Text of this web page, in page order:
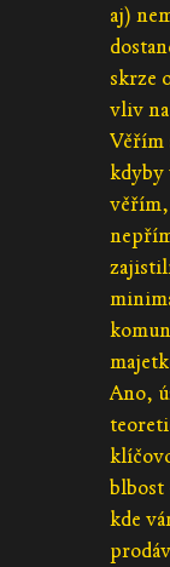
aj)
skrze
vliv
Věřím
kdyby
věřím,
Ano,
blbost
kde